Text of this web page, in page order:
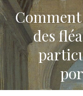
des